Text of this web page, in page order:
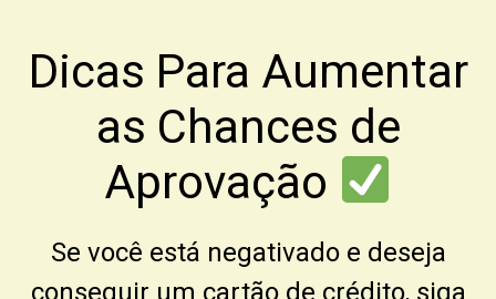
Dicas Para Aumentar
as Chances de
Aprovação
Se você está negativado e deseja
conseguir um cartão de crédito, siga